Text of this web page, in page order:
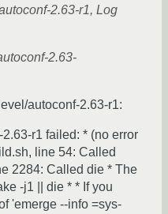
2.63-r1, Log
2.63-
autoconf-2.63-r1:
r1 failed: * (no error
line 54: Called
2284: Called die * The
-j1 || die * * If you
'emerge --info =sys-